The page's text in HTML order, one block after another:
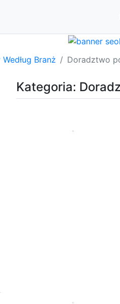
Branż Doradztwo
Kategoria: